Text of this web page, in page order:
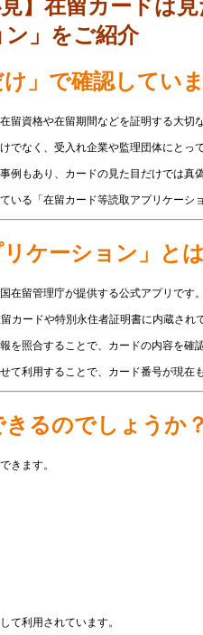
見】在留カードは
ン」をご紹介
」で確認してい
留資格や在留期間などを証明する大切
でなく、受入れ企業や監理団体にとっ
例もあり、カードの見た目だけでは真
いる「在留カード等読取アプリケーシ
ケーション」と
在留管理庁が提供する公式アプリです。
カードや特別永住者証明書に内蔵され
を照合することで、カードの内容を確
て利用することで、カード番号が現在
るのでしょうか？
きます。
て利用されています。